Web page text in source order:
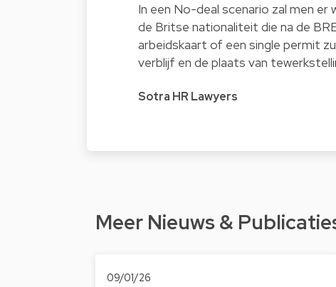
In een No-deal scenario zal men
de Britse nationaliteit die na de
arbeidskaart of een single permit
verblijf en de plaats van
Sotra HR Lawyers
Meer Nieuws &
09/01/26